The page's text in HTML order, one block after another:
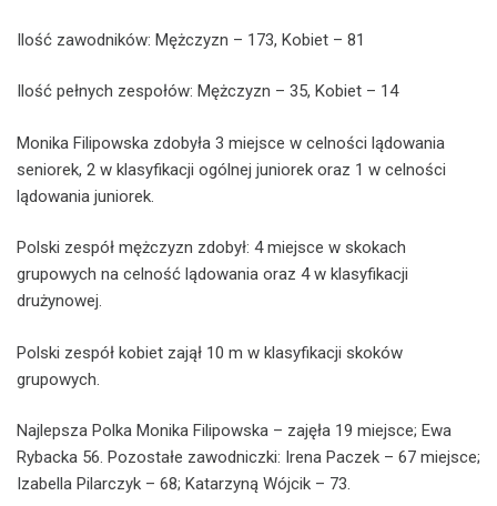
Ilość zawodników: Mężczyzn – 173, Kobiet – 81
Ilość pełnych zespołów: Mężczyzn – 35, Kobiet – 14
Monika Filipowska zdobyła 3 miejsce w celności lądowania
seniorek, 2 w klasyfikacji ogólnej juniorek oraz 1 w celności
lądowania juniorek.
Polski zespół mężczyzn zdobył: 4 miejsce w skokach
grupowych na celność lądowania oraz 4 w klasyfikacji
drużynowej.
Polski zespół kobiet zajął 10 m w klasyfikacji skoków
grupowych.
Najlepsza Polka Monika Filipowska – zajęła 19 miejsce; Ewa
Rybacka 56. Pozostałe zawodniczki: Irena Paczek – 67 miejsce;
Izabella Pilarczyk – 68; Katarzyną Wójcik – 73.